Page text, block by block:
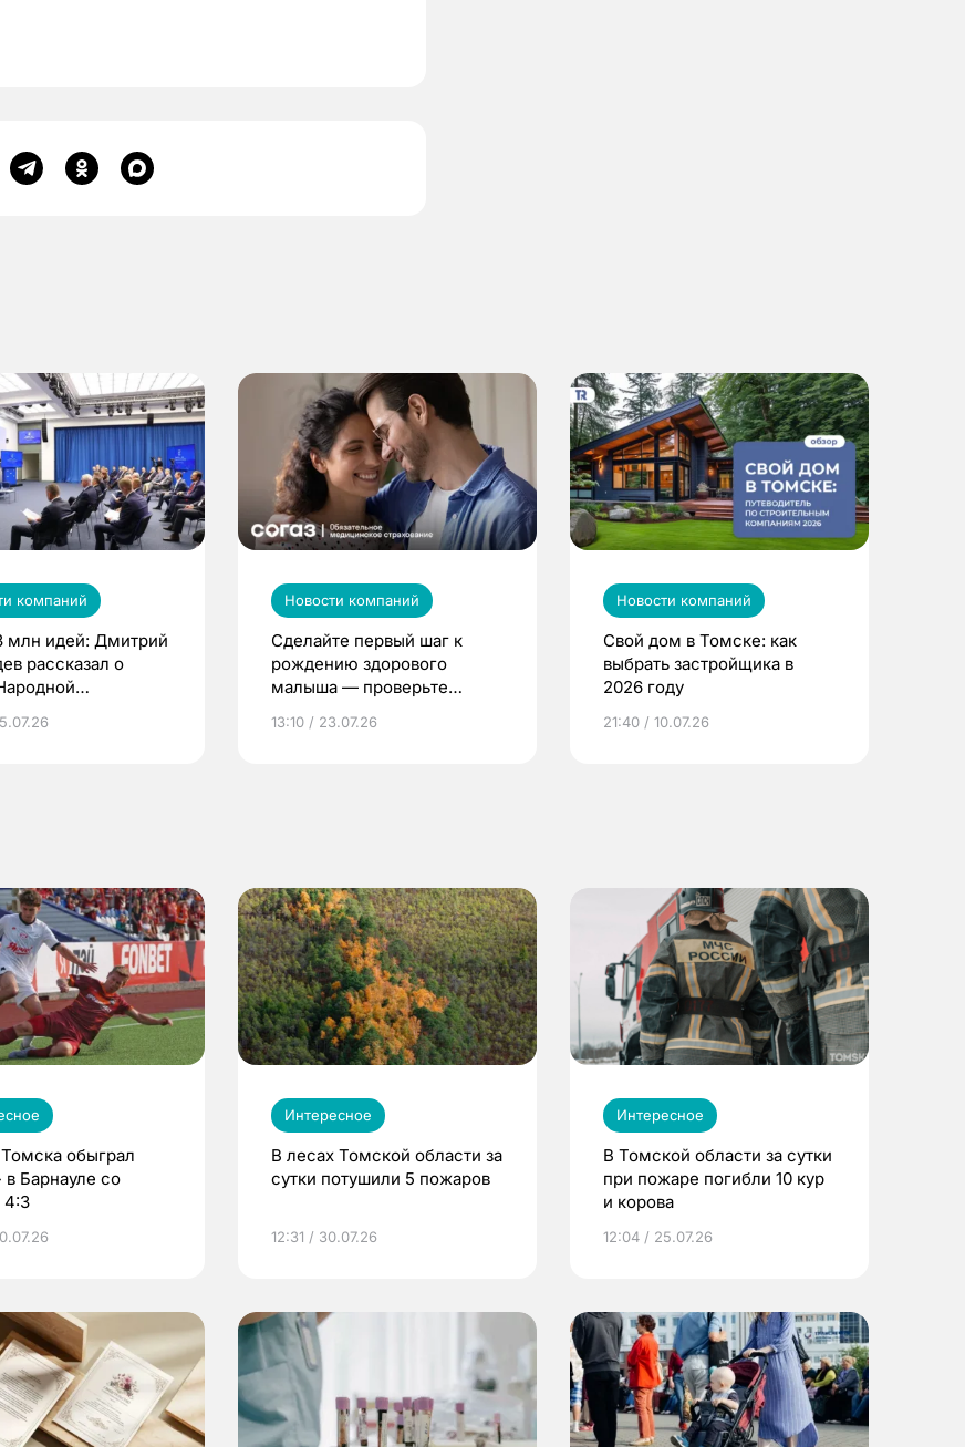
компаний
млн идей: Дмитрий
рассказал о
Новости компаний
Сделайте первый шаг к
рождению здорового
малыша — проверьте
по ОМС!
13:10 / 23.07.26
Новости компаний
Свой дом в Томске: как
выбрать застройщика в
2026 году
21:40 / 10.07.26
обыграл
Барнауле со
4:3
Интересное
В лесах Томской области за
сутки потушили 5 пожаров
12:31 / 30.07.26
Интересное
В Томской области за сутки
при пожаре погибли 10 кур
и корова
12:04 / 25.07.26